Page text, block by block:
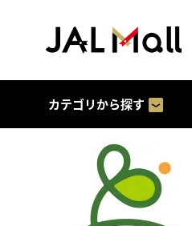
カテゴリから探す